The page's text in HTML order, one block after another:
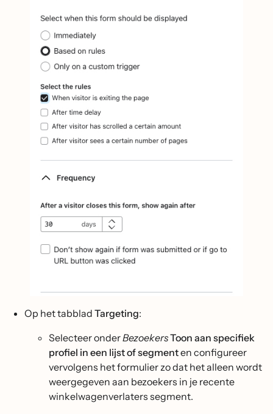
Op het tabblad Targeting:
Selecteer onderBezoekersToon aan specifiek
profiel in een lijst of segmenten configureer
vervolgens het formulier zo dat het alleen wordt
weergegeven aan bezoekers in je recente
winkelwagenverlaters segment.